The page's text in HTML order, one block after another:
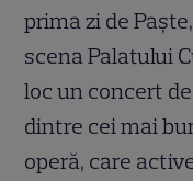
prima zi de
scena Palatului
loc un concert
dintre cei mai
operă, care